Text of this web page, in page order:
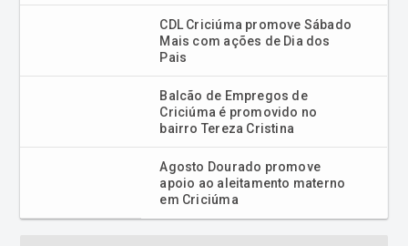
CDL Criciúma promove Sábado
Mais com ações de Dia dos
Pais
Balcão de Empregos de
Criciúma é promovido no
bairro Tereza Cristina
Agosto Dourado promove
apoio ao aleitamento materno
em Criciúma